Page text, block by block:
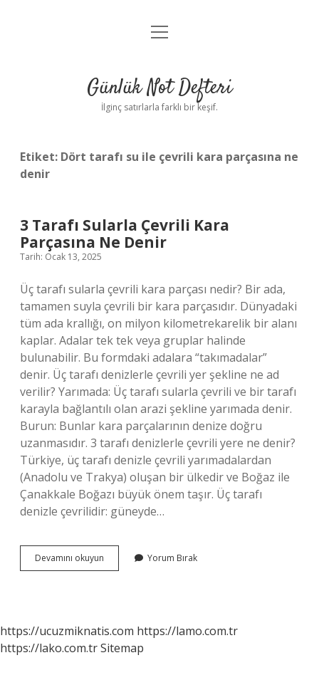
Anasayfa
Yasal Uyarı
menüyü
Günlük Not Defteri
İlginç satırlarla farklı bir keşif.
Etiket: Dört tarafı su ile çevrili kara parçasına ne
denir
3 Tarafı Sularla Çevrili Kara
Parçasına Ne Denir
Tarih: Ocak 13, 2025
Üç tarafı sularla çevrili kara parçası nedir? Bir ada,
tamamen suyla çevrili bir kara parçasıdır. Dünyadaki
tüm ada krallığı, on milyon kilometrekarelik bir alanı
kaplar. Adalar tek tek veya gruplar halinde
bulunabilir. Bu formdaki adalara “takımadalar”
denir. Üç tarafı denizlerle çevrili yer şekline ne ad
verilir? Yarımada: Üç tarafı sularla çevrili ve bir tarafı
karayla bağlantılı olan arazi şekline yarımada denir.
Burun: Bunlar kara parçalarının denize doğru
uzanmasıdır. 3 tarafı denizlerle çevrili yere ne denir?
Türkiye, üç tarafı denizle çevrili yarımadalardan
(Anadolu ve Trakya) oluşan bir ülkedir ve Boğaz ile
Çanakkale Boğazı büyük önem taşır. Üç tarafı
denizle çevrilidir: güneyde…
Devamını okuyun
Tarafı
Ne
Denir
Yorum Bırak
https://ucuzmiknatis.com https://lamo.com.tr
https://lako.com.trSitemap